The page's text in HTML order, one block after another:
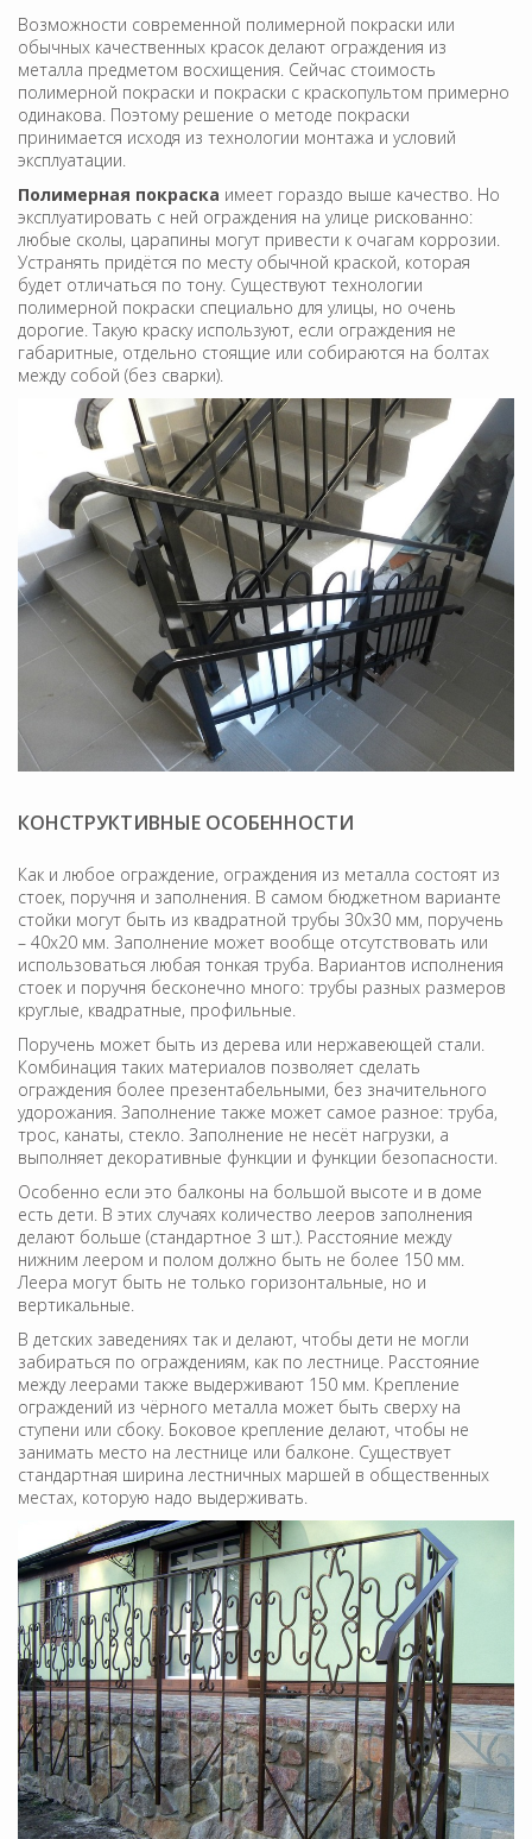
Возможности современной полимерной покраски или
обычных качественных красок делают ограждения из
металла предметом восхищения. Сейчас стоимость
полимерной покраски и покраски с краскопультом примерно
одинакова. Поэтому решение о методе покраски
принимается исходя из технологии монтажа и условий
эксплуатации.
Полимерная покраска имеет гораздо выше качество. Но
эксплуатировать с ней ограждения на улице рискованно:
любые сколы, царапины могут привести к очагам коррозии.
Устранять придётся по месту обычной краской, которая
будет отличаться по тону. Существуют технологии
полимерной покраски специально для улицы, но очень
дорогие. Такую краску используют, если ограждения не
габаритные, отдельно стоящие или собираются на болтах
между собой (без сварки).
КОНСТРУКТИВНЫЕ ОСОБЕННОСТИ
Как и любое ограждение, ограждения из металла состоят из
стоек, поручня и заполнения. В самом бюджетном варианте
стойки могут быть из квадратной трубы 30х30 мм, поручень
– 40х20 мм. Заполнение может вообще отсутствовать или
использоваться любая тонкая труба. Вариантов исполнения
стоек и поручня бесконечно много: трубы разных размеров
круглые, квадратные, профильные.
Поручень может быть из дерева или нержавеющей стали.
Комбинация таких материалов позволяет сделать
ограждения более презентабельными, без значительного
удорожания. Заполнение также может самое разное: труба,
трос, канаты, стекло. Заполнение не несёт нагрузки, а
выполняет декоративные функции и функции безопасности.
Особенно если это балконы на большой высоте и в доме
есть дети. В этих случаях количество лееров заполнения
делают больше (стандартное 3 шт.). Расстояние между
нижним леером и полом должно быть не более 150 мм.
Леера могут быть не только горизонтальные, но и
вертикальные.
В детских заведениях так и делают, чтобы дети не могли
забираться по ограждениям, как по лестнице. Расстояние
между леерами также выдерживают 150 мм. Крепление
ограждений из чёрного металла может быть сверху на
ступени или сбоку. Боковое крепление делают, чтобы не
занимать место на лестнице или балконе. Существует
стандартная ширина лестничных маршей в общественных
местах, которую надо выдерживать.